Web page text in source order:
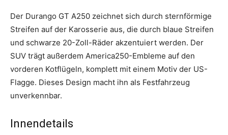
Der Durango GT A250 zeichnet sich durch sternförmige
Streifen auf der Karosserie aus, die durch blaue Streifen
und schwarze 20-Zoll-Räder akzentuiert werden. Der
SUV trägt außerdem America250-Embleme auf den
vorderen Kotflügeln, komplett mit einem Motiv der US-
Flagge. Dieses Design macht ihn als Festfahrzeug
unverkennbar.
Innendetails